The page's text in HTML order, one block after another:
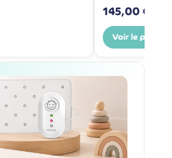
145,00 €
Voir le produit